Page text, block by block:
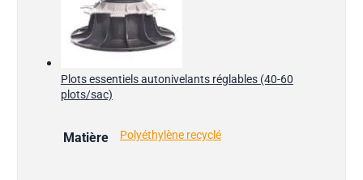
Plots essentiels autonivelants réglables (40-60
plots/sac)
Matière Polyéthylène recyclé